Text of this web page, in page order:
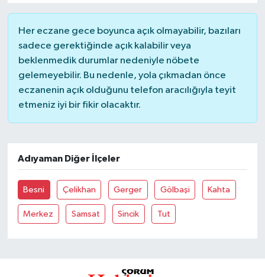
Her eczane gece boyunca açık olmayabilir, bazıları
sadece gerektiğinde açık kalabilir veya
beklenmedik durumlar nedeniyle nöbete
gelemeyebilir. Bu nedenle, yola çıkmadan önce
eczanenin açık olduğunu telefon aracılığıyla teyit
etmeniz iyi bir fikir olacaktır.
Adıyaman Diğer İlçeler
Besni Çelikhan Gerger Gölbaşi Kahta
Merkez Samsat Sincik Tut
TEKNOLOJİ